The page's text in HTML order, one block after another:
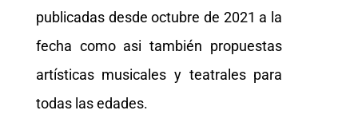
publicadas desde octubre de 2021 a la
fecha como asi también propuestas
artísticas musicales y teatrales para
todas las edades.